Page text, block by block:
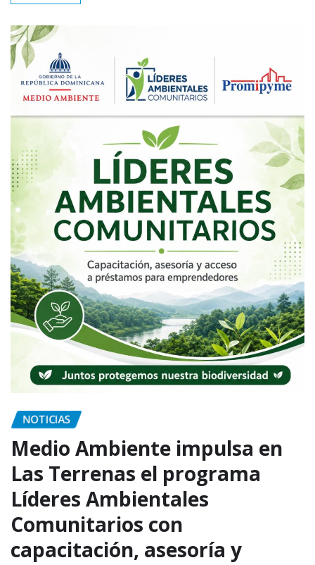
NOTICIAS
Medio Ambiente impulsa en
Las Terrenas el programa
Líderes Ambientales
Comunitarios con
capacitación, asesoría y